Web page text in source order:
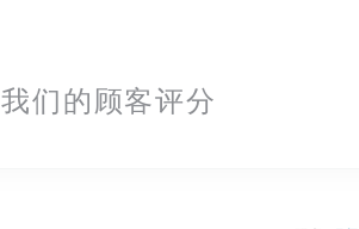
我们的顾客评分